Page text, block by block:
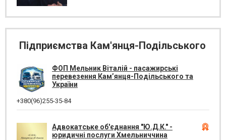
Підприємства Кам'янця-Подільського
ФОП Мельник Віталій - пасажирські
перевезення Кам’янця-Подільського та
України
+380(96)255-35-84
Адвокатське об'єднання "Ю.Д.К." -
юридичні послуги Хмельниччина